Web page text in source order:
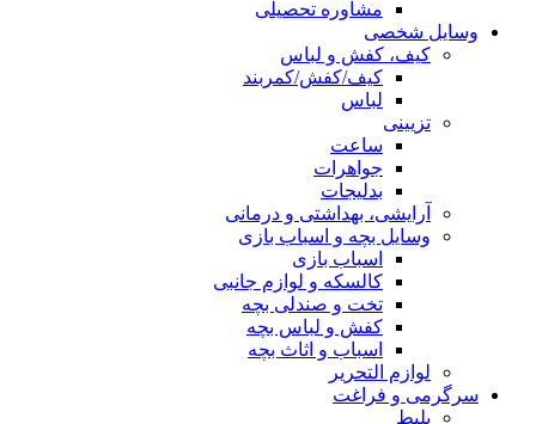
مشاوره تحصیلی
وسایل شخصی
کیف، کفش و لباس
کیف/کفش/کمربند
لباس
تزیینی
ساعت
جواهرات
بدلیجات
آرایشی، بهداشتی و درمانی
وسایل بچه و اسباب بازی
اسباب بازی
کالسکه و لوازم جانبی
تخت و صندلی بچه
کفش و لباس بچه
اسباب و اثاث بچه
لوازم التحریر
سرگرمی و فراغت
بلیط